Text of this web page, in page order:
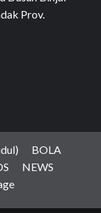
Prov.
BOLA
NEWS